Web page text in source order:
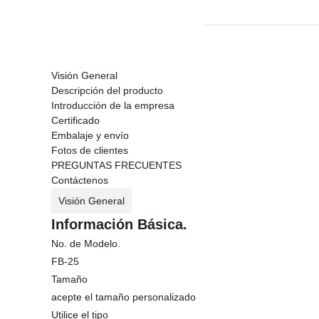
Visión General
Descripción del producto
Introducción de la empresa
Certificado
Embalaje y envío
Fotos de clientes
PREGUNTAS FRECUENTES
Contáctenos
Visión General
Información Básica.
No. de Modelo.
FB-25
Tamaño
acepte el tamaño personalizado
Utilice el tipo